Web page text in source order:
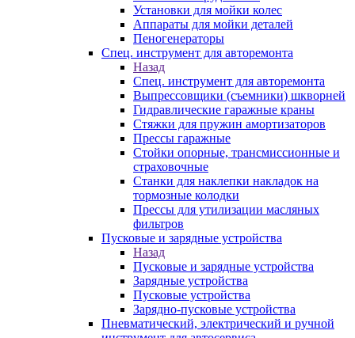
Установки для мойки колес
Аппараты для мойки деталей
Пеногенераторы
Спец. инструмент для авторемонта
Назад
Спец. инструмент для авторемонта
Выпрессовщики (съемники) шкворней
Гидравлические гаражные краны
Стяжки для пружин амортизаторов
Прессы гаражные
Стойки опорные, трансмиссионные и
страховочные
Станки для наклепки накладок на
тормозные колодки
Прессы для утилизации масляных
фильтров
Пусковые и зарядные устройства
Назад
Пусковые и зарядные устройства
Зарядные устройства
Пусковые устройства
Зарядно-пусковые устройства
Пневматический, электрический и ручной